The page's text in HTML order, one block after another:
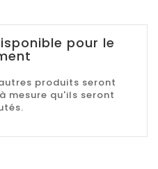
pour le
produits seront
mesure qu'ils seront